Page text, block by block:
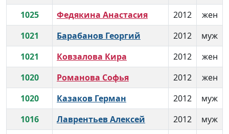
1025 Федякина Анастасия 2012
жен
1021
Барабанов Георгий 2012
муж
1021
Ковзалова Кира 2012
жен
1020
Романова Софья 2012
жен
1020
Казаков Герман 2012
муж
1016
Лаврентьев Алексей 2012
муж